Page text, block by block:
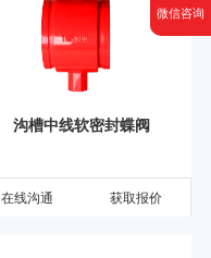
沟槽中线软密封蝶阀
在线沟通 获取报价
微信咨询